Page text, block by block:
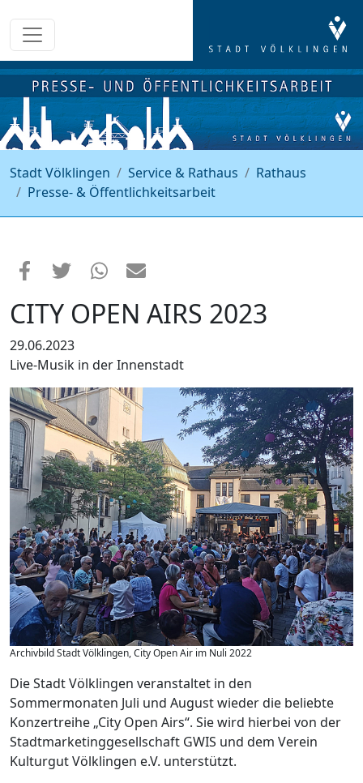
Stadt Völklingen Service & Rathaus
Rathaus
Presse- & Öffentlichkeitsarbeit
CITY OPEN AIRS 2023
29.06.2023
Live-Musik in der Innenstadt
Archivbild Stadt Völklingen, City Open Air im Nuli 2022
Die Stadt Völklingen veranstaltet in den
Sommermonaten Juli und August wieder die beliebte
Konzertreihe „City Open Airs“. Sie wird hierbei von der
Stadtmarketinggesellschaft GWIS und dem Verein
Kulturgut Völklingen e.V. unterstützt.